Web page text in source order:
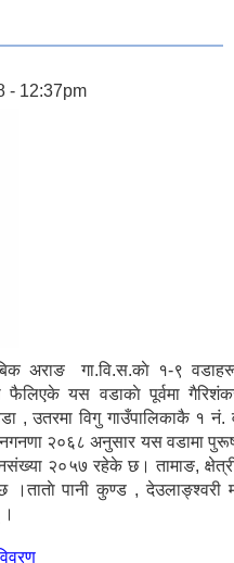
- 12:37pm
अराङ गा.वि.स.काे १-९
यस वडाकाे पूर्वमा
, उतरमा विगु गाउँपालिकाकै १ नं.
२०६८ अनुसार यस वडामा
२०५७ रहेके छ। तामाङ,
पानी कुण्ड , देउलाङ्श्वरी